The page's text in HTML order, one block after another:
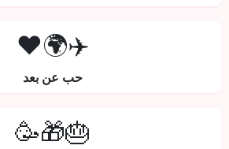
✈️🌍❤️
حب عن بعد
🎂🎁🥳